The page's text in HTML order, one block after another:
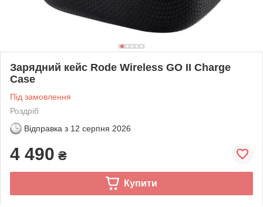
Зарядний кейс Rode Wireless GO II Charge
Case
Під замовлення
Роздріб
Відправка з 12 серпня 2026
4 490 ₴
Купити